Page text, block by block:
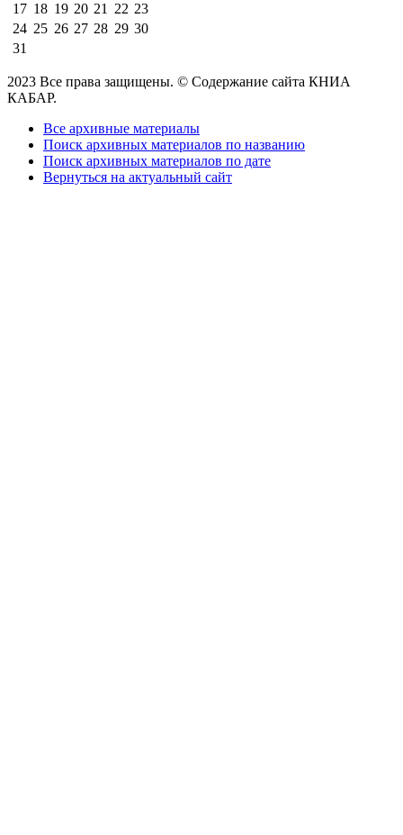
17 18 19 20 21 22 23
24 25 26 27 28 29 30
31
2023 Все права защищены. © Содержание сайта КНИА
КАБАР.
Все архивные материалы
Поиск архивных материалов по названию
Поиск архивных материалов по дате
Вернуться на актуальный сайт